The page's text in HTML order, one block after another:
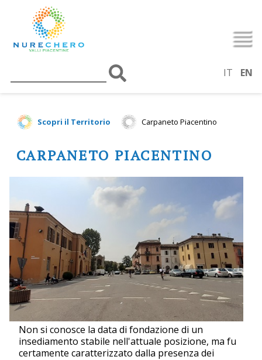
IT EN
Scopri il Territorio Carpaneto Piacentino
CARPANETO PIACENTINO
Non si conosce la data di fondazione di un
insediamento stabile nell'attuale posizione, ma fu
certamente caratterizzato dalla presenza dei